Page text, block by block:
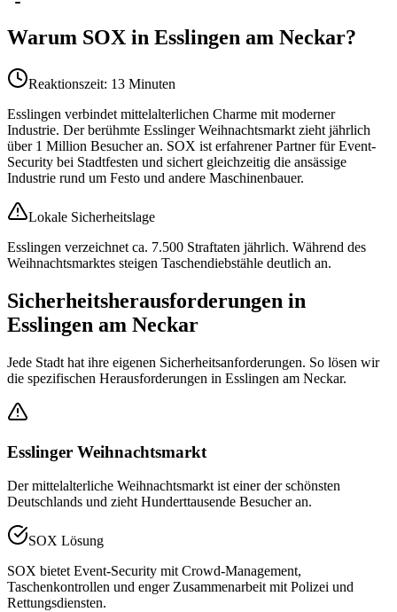
Warum SOX in Esslingen am Neckar?
Reaktionszeit: 13 Minuten
Esslingen verbindet mittelalterlichen Charme mit moderner
Industrie. Der berühmte Esslinger Weihnachtsmarkt zieht jährlich
über 1 Million Besucher an. SOX ist erfahrener Partner für Event-
Security bei Stadtfesten und sichert gleichzeitig die ansässige
Industrie rund um Festo und andere Maschinenbauer.
Lokale Sicherheitslage
Esslingen verzeichnet ca. 7.500 Straftaten jährlich. Während des
Weihnachtsmarktes steigen Taschendiebstähle deutlich an.
Sicherheitsherausforderungen in
Esslingen am Neckar
Jede Stadt hat ihre eigenen Sicherheitsanforderungen. So lösen wir
die spezifischen Herausforderungen in Esslingen am Neckar.
Esslinger Weihnachtsmarkt
Der mittelalterliche Weihnachtsmarkt ist einer der schönsten
Deutschlands und zieht Hunderttausende Besucher an.
SOX Lösung
SOX bietet Event-Security mit Crowd-Management,
Taschenkontrollen und enger Zusammenarbeit mit Polizei und
Rettungsdiensten.